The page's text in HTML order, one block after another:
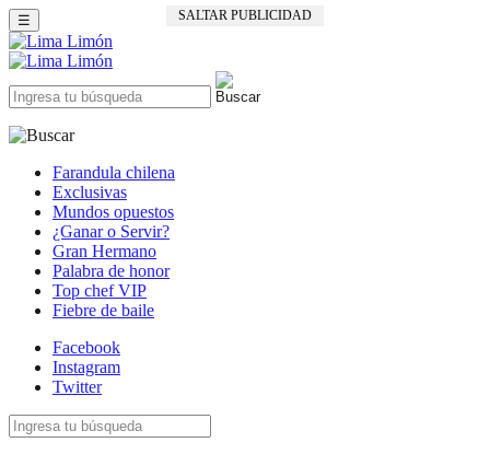
SALTAR PUBLICIDAD
☰
Farandula chilena
Exclusivas
Mundos opuestos
¿Ganar o Servir?
Gran Hermano
Palabra de honor
Top chef VIP
Fiebre de baile
Facebook
Instagram
Twitter